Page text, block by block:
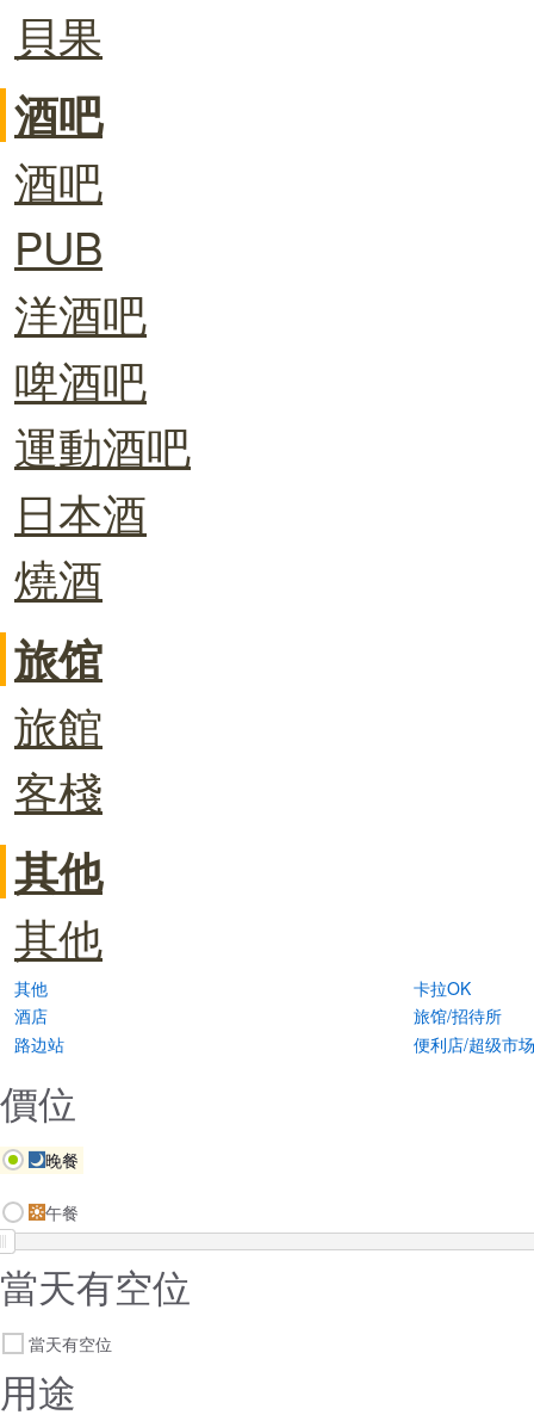
貝果
酒吧
酒吧
PUB
洋酒吧
啤酒吧
運動酒吧
日本酒
燒酒
旅馆
旅館
客棧
其他
其他
其他
卡拉OK
酒店
旅馆/招待所
路边站
便利店/超级市场
價位
晚餐
午餐
當天有空位
當天有空位
用途